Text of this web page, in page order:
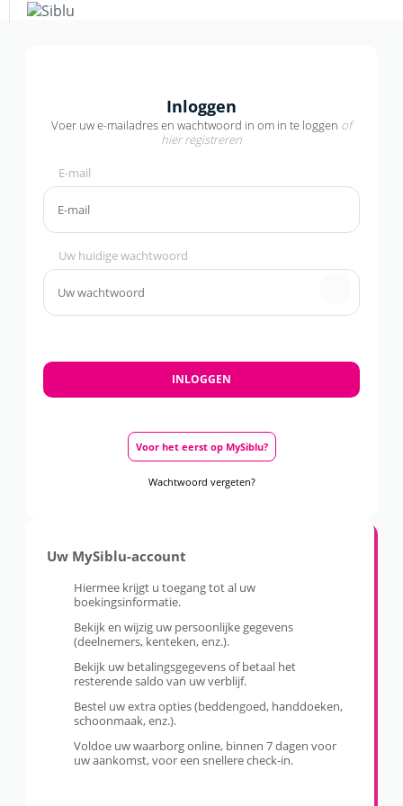
Overslaan
en
Inloggen
Voer uw e-mailadres en wachtwoord in om in te loggen of
hier registreren
E-mail
Uw huidige wachtwoord
Voor het eerst op MySiblu?
Wachtwoord vergeten?
Uw MySiblu-account
Hiermee krijgt u toegang tot al uw
boekingsinformatie.
Bekijk en wijzig uw persoonlijke gegevens
(deelnemers, kenteken, enz.).
Bekijk uw betalingsgegevens of betaal het
resterende saldo van uw verblijf.
Bestel uw extra opties (beddengoed, handdoeken,
schoonmaak, enz.).
Voldoe uw waarborg online, binnen 7 dagen voor
uw aankomst, voor een snellere check-in.